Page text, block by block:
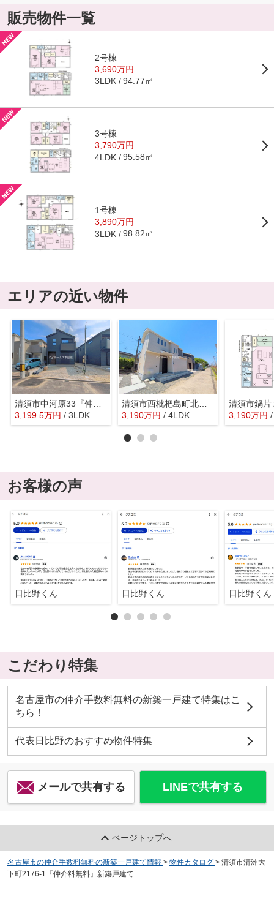
販売物件一覧
2号棟
3,690万円
3LDK 94.77㎡
3号棟
3,790万円
4LDK 95.58㎡
1号棟
3,890万円
3LDK 98.82㎡
エリアの近い物件
3,199.5万円 / 3LDK
清須市西枇杷島町北二ツ杁228『仲介料無料』新築戸建て
3,190万円 / 4LDK 3,190万円
お客様の声
日比野くん 日比野くん 日比野くん
こだわり特集
名古屋市の仲介手数料無料の新築一戸建て特集はこ
ちら！
代表日比野のおすすめ物件特集
メールで共有する LINEで共有する
ページトップへ
名古屋市の仲介手数料無料の新築一戸建て情報 > 物件カタログ > 清須市清洲大
下町2176-1『仲介料無料』新築戸建て